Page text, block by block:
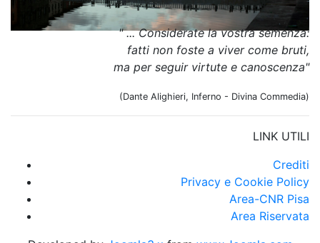
" ... Considerate la vostra semenza:
fatti non foste a viver come bruti,
ma per seguir virtute e canoscenza"
(Dante Alighieri, Inferno - Divina Commedia)
LINK UTILI
Crediti
Privacy e Cookie Policy
Area-CNR Pisa
Area Riservata